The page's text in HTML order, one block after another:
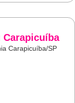
Carapicuíba
Carapicuíba/SP